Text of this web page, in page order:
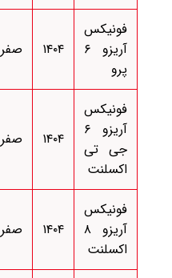
فونیکس
آریزو ۶
پرو
۱۴۰۴ صفر
فونیکس
آریزو ۶
جی تی
اکسلنت
۱۴۰۴ صفر
فونیکس
آریزو ۸
اکسلنت
۱۴۰۴ صفر